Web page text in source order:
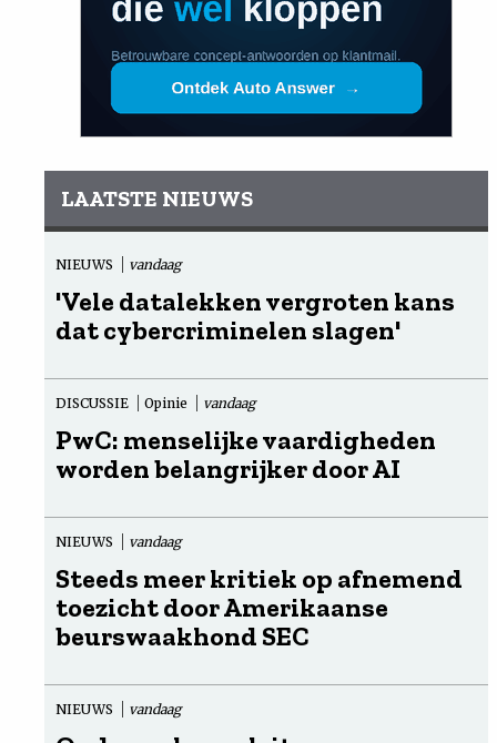
LAATSTE NIEUWS
NIEUWS vandaag
'Vele datalekken vergroten kans
dat cybercriminelen slagen'
DISCUSSIE Opinie vandaag
PwC: menselijke vaardigheden
worden belangrijker door AI
NIEUWS vandaag
Steeds meer kritiek op afnemend
toezicht door Amerikaanse
beurswaakhond SEC
NIEUWS vandaag